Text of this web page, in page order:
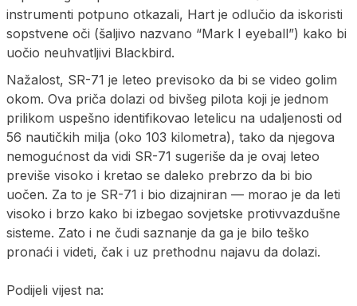
instrumenti potpuno otkazali, Hart je odlučio da iskoristi
sopstvene oči (šaljivo nazvano “Mark I eyeball”) kako bi
uočio neuhvatljivi Blackbird.
Nažalost, SR-71 je leteo previsoko da bi se video golim
okom. Ova priča dolazi od bivšeg pilota koji je jednom
prilikom uspešno identifikovao letelicu na udaljenosti od
56 nautičkih milja (oko 103 kilometra), tako da njegova
nemogućnost da vidi SR-71 sugeriše da je ovaj leteo
previše visoko i kretao se daleko prebrzo da bi bio
uočen. Za to je SR-71 i bio dizajniran — morao je da leti
visoko i brzo kako bi izbegao sovjetske protivvazdušne
sisteme. Zato i ne čudi saznanje da ga je bilo teško
pronaći i videti, čak i uz prethodnu najavu da dolazi.
Podijeli vijest na: